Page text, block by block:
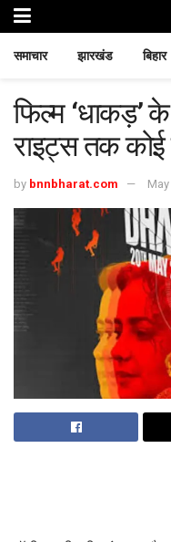
समाचार झारखंड बिहार
फिल्म ‘धाकड़’
राइट्स तक कोई
by bnnbharat.com